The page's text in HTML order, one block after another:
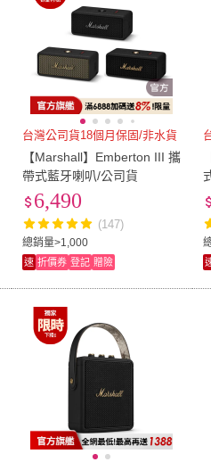
台灣公司貨18個月保固/非水貨
【Marshall】Emberton III 攜
帶式藍牙喇叭/公司貨
總銷量>1,000
6,490
(147)
速 折價券 登記 贈險